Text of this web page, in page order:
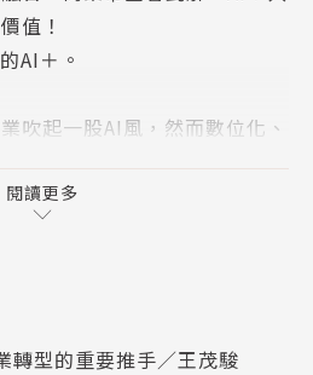
值！
AI＋。
起一股AI風，然而數位化、
融合，即將顛覆傳統商業思維
成長可能的創新和市場！
閱讀更多
型的重要推手／王茂駿